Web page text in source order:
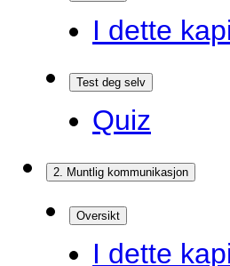
I dette
Test deg selv
Quiz
2. Muntlig kommunikasjon
Oversikt
I dette